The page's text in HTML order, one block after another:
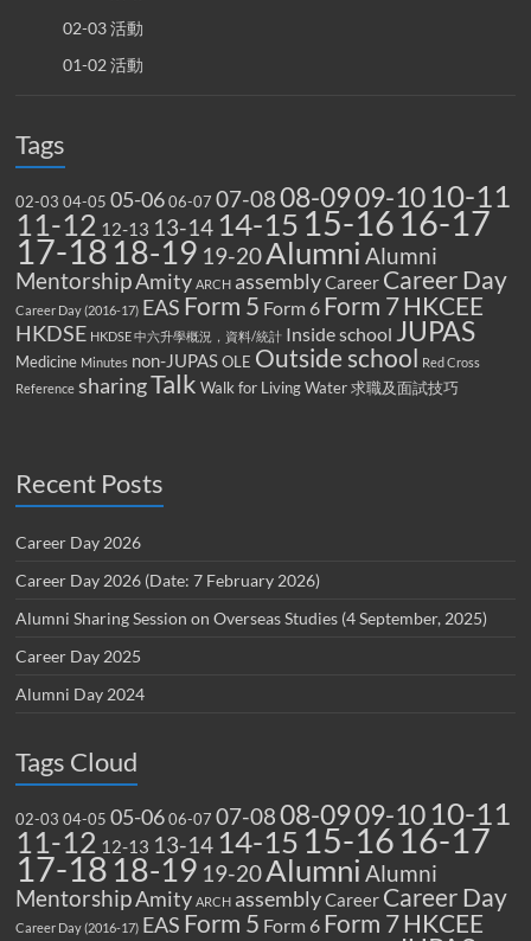
02-03 活動
01-02 活動
Tags
02-03 04-05 05-06 06-07 07-0808-0909-10 10-11
11-12 12-13 13-14 14-1515-1616-17
17-1818-19 19-20Alumni Alumni
MentorshipAmity ARCH assemblyCareer Career Day
Career Day (2016-17) EAS Form 5 Form 6 Form 7HKCEE
HKDSE HKDSE 中六升學概況，資料/統計 Inside school JUPAS
Medicine Minutes non-JUPAS OLE Outside school Red Cross
Reference sharingTalk Walk for Living Water 求職及面試技巧
Recent Posts
Career Day 2026
Career Day 2026 (Date: 7 February 2026)
Alumni Sharing Session on Overseas Studies (4 September, 2025)
Career Day 2025
Alumni Day 2024
Tags Cloud
02-03 04-05 05-06 06-07 07-0808-0909-10 10-11
11-12 12-13 13-14 14-1515-1616-17
17-1818-19 19-20Alumni Alumni
MentorshipAmity ARCH assemblyCareer Career Day
Career Day (2016-17) EAS Form 5 Form 6 Form 7HKCEE